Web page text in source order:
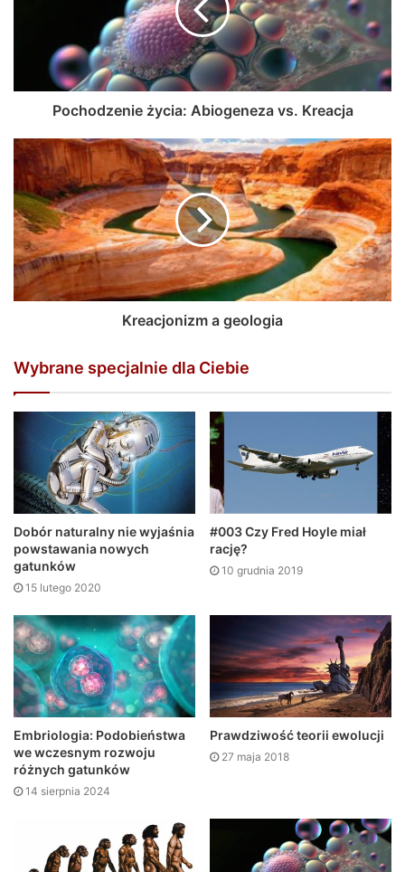
Pochodzenie życia: Abiogeneza vs. Kreacja
Kreacjonizm a geologia
Wybrane specjalnie dla Ciebie
Dobór naturalny nie wyjaśnia
powstawania nowych
gatunków
15 lutego 2020
#003 Czy Fred Hoyle miał
rację?
10 grudnia 2019
Embriologia: Podobieństwa
we wczesnym rozwoju
różnych gatunków
14 sierpnia 2024
Prawdziwość teorii ewolucji
27 maja 2018